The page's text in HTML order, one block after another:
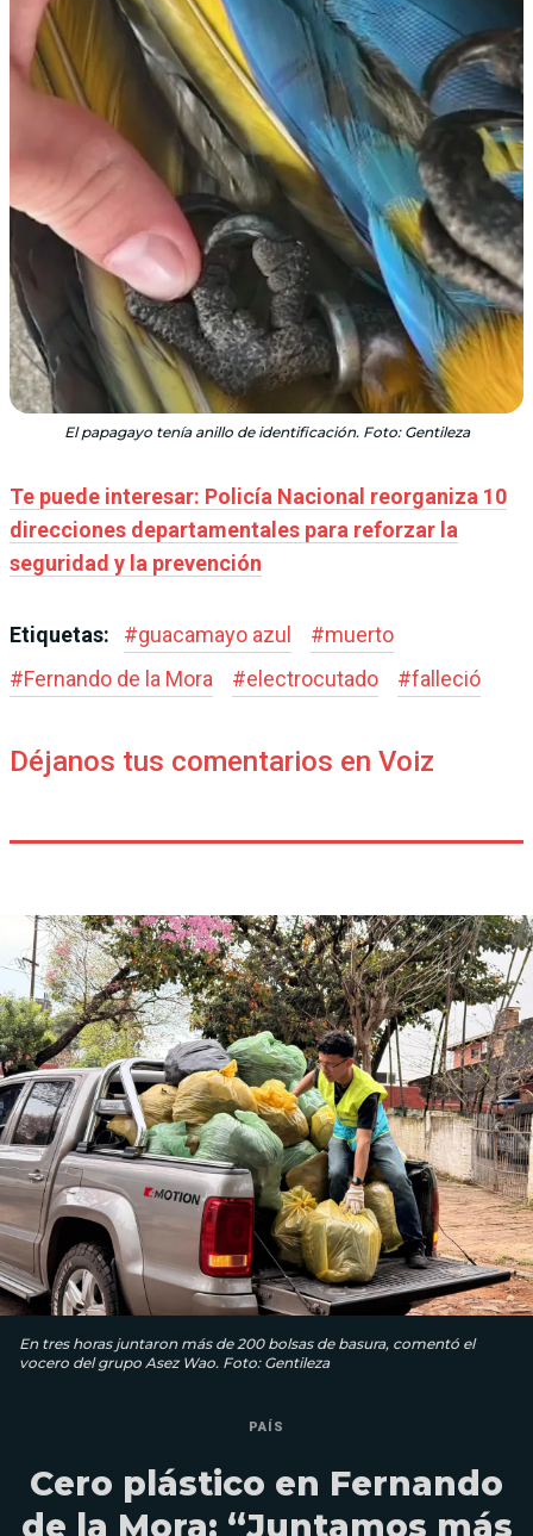
El papagayo tenía anillo de identificación. Foto: Gentileza
Te puede interesar: Policía Nacional reorganiza 10
direcciones departamentales para reforzar la
seguridad y la prevención
Etiquetas: #guacamayo azul #muerto
#Fernando de la Mora #electrocutado #falleció
Déjanos tus comentarios en Voiz
En tres horas juntaron más de 200 bolsas de basura, comentó el
vocero del grupo Asez Wao. Foto: Gentileza
PAÍS
Cero plástico en Fernando
de la Mora: “Juntamos más